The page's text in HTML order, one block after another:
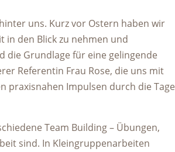
uns. Kurz vor Ostern haben wir
in den Blick zu nehmen und
die Grundlage für eine gelingende
Referentin Frau Rose, die uns mit
praxisnahen Impulsen durch die Tage
Team Building – Übungen,
sind. In Kleingruppenarbeiten